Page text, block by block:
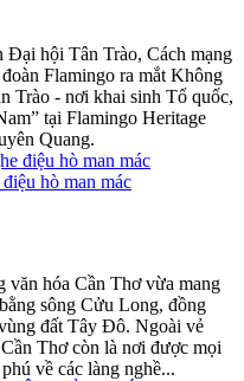
hội Tân Trào, Cách mạng
Flamingo ra mắt Không
Trào - nơi khai sinh Tổ quốc,
tại Flamingo Heritage
Quang.
hò man mác
văn hóa Cần Thơ vừa mang
sông Cửu Long, đồng
đất Tây Đô. Ngoài vẻ
Thơ còn là nơi được mọi
về các làng nghề...